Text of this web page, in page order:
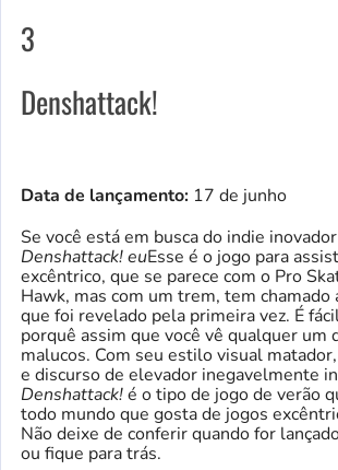
3
Denshattack!
Data de lançamento: 17 de junho
Se você está em busca do indie
Denshattack! euEsse é o jogo para
excêntrico, que se parece com o Pro
Hawk, mas com um trem, tem chamado
que foi revelado pela primeira vez. É
porquê assim que você vê qualquer um
malucos. Com seu estilo visual
e discurso de elevador inegavelmente
Denshattack!é o tipo de jogo de verão
todo mundo que gosta de jogos
Não deixe de conferir quando for
ou fique para trás.